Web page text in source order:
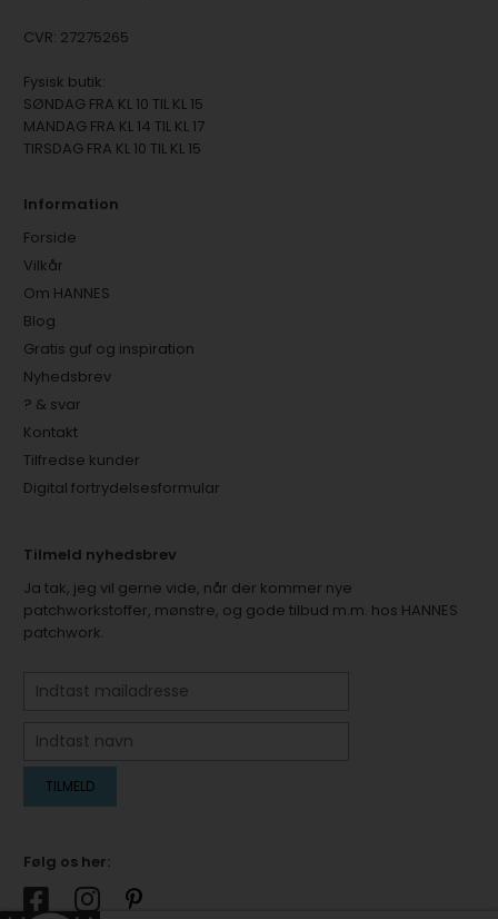
CVR: 27275265
Fysisk butik:
SØNDAG FRA KL 10 TIL KL 15
MANDAG FRA KL 14 TIL KL 17
TIRSDAG FRA KL 10 TIL KL 15
Information
Forside
Vilkår
Om HANNES
Blog
Gratis guf og inspiration
Nyhedsbrev
? & svar
Kontakt
Tilfredse kunder
Digital fortrydelsesformular
Tilmeld nyhedsbrev
Ja tak, jeg vil gerne vide, når der kommer nye
patchworkstoffer, mønstre, og gode tilbud m.m. hos HANNES
patchwork.
Følg os her: